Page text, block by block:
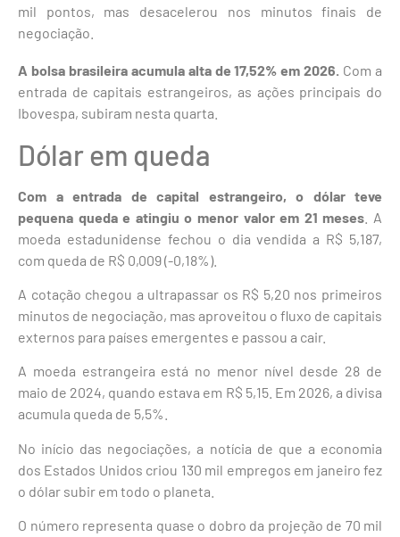
mil pontos, mas desacelerou nos minutos finais de
negociação.
A bolsa brasileira acumula alta de 17,52% em 2026. Com a
entrada de capitais estrangeiros, as ações principais do
Ibovespa, subiram nesta quarta.
Dólar em queda
Com a entrada de capital estrangeiro, o dólar teve
pequena queda e atingiu o menor valor em 21 meses . A
moeda estadunidense fechou o dia vendida a R$ 5,187,
com queda de R$ 0,009 (-0,18%).
A cotação chegou a ultrapassar os R$ 5,20 nos primeiros
minutos de negociação, mas aproveitou o fluxo de capitais
externos para países emergentes e passou a cair.
A moeda estrangeira está no menor nível desde 28 de
maio de 2024, quando estava em R$ 5,15. Em 2026, a divisa
acumula queda de 5,5%.
No início das negociações, a notícia de que a economia
dos Estados Unidos criou 130 mil empregos em janeiro fez
o dólar subir em todo o planeta.
O número representa quase o dobro da projeção de 70 mil